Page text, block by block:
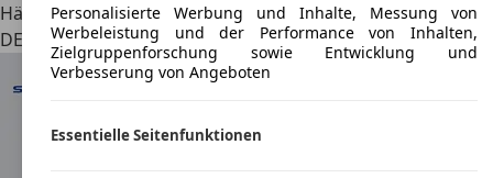
Händler
DE 82131Stockdorf
Personalisierte Werbung und Inhalte, Messung von
Werbeleistung und der Performance von Inhalten,
Zielgruppenforschung sowie Entwicklung und
Verbesserung von Angeboten
Essentielle Seitenfunktionen